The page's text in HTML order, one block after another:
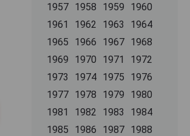
1957 1958 1959
1960
1961
1962 1963
1964
1965
1966 1967 1968
1969
1970 1971
1972
1973
1974 1975
1976
1977 1978 1979
1980
1981
1982 1983
1984
1985
1986 1987 1988